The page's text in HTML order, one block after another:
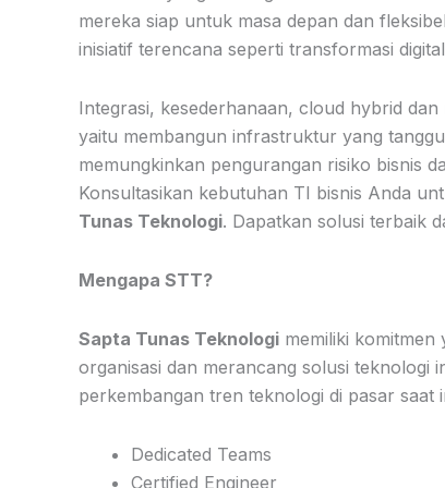
mereka siap untuk masa depan dan
inisiatif terencana seperti transformasi
Integrasi, kesederhanaan, cloud hybrid
yaitu membangun infrastruktur yang
memungkinkan pengurangan risiko bisnis
Konsultasikan kebutuhan TI bisnis Anda
Tunas Teknologi. Dapatkan solusi terbaik
Mengapa STT?
Sapta Tunas Teknologi memiliki komitmen
organisasi dan merancang solusi teknologi
perkembangan tren teknologi di pasar saat
Dedicated Teams
Certified Engineer